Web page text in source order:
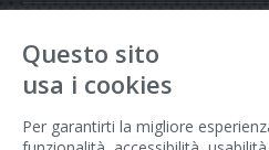
Questo sito
usa i cookies
Per garantirti la migliore